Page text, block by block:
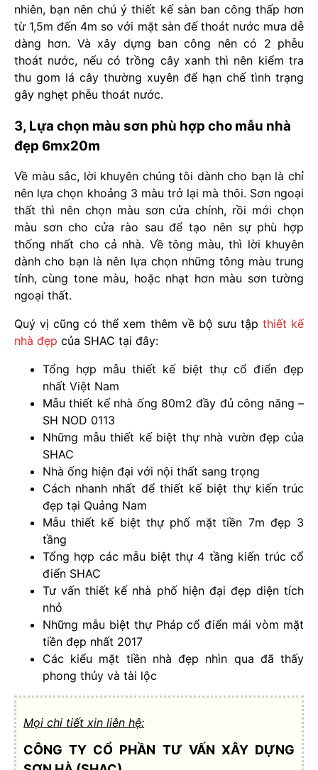
nhiên, bạn nên chú ý thiết kế sàn ban công thấp hơn
từ 1,5m đến 4m so với mặt sàn đế thoát nước mưa dễ
dàng hơn. Và xây dựng ban công nên có 2 phễu
thoát nước, nếu có trồng cây xanh thì nên kiểm tra
thu gom lá cây thường xuyên để hạn chế tình trạng
gây nghẹt phễu thoát nước.
3, Lựa chọn màu sơn phù hợp cho mẫu nhà
đẹp 6mx20m
Về màu sắc, lời khuyên chúng tôi dành cho bạn là chỉ
nên lựa chọn khoảng 3 màu trở lại mà thôi. Sơn ngoại
thất thì nên chọn màu sơn cửa chính, rồi mới chọn
màu sơn cho cửa rào sau để tạo nên sự phù hợp
thống nhất cho cả nhà. Về tông màu, thì lời khuyên
dành cho bạn là nên lựa chọn những tông màu trung
tính, cùng tone màu, hoặc nhạt hơn màu sơn tường
ngoại thất.
Quý vị cũng có thể xem thêm về bộ sưu tập thiết kế
nhà đẹp của SHAC tại đây:
Tổng hợp mẫu thiết kế biệt thự cổ điển đẹp
nhất Việt Nam
Mẫu thiết kế nhà ống 80m2 đầy đủ công năng –
SH NOD 0113
Những mẫu thiết kế biệt thự nhà vườn đẹp của
SHAC
Nhà ống hiện đại với nội thất sang trọng
Cách nhanh nhất để thiết kế biệt thự kiến trúc
đẹp tại Quảng Nam
Mẫu thiết kế biệt thự phố mặt tiền 7m đẹp 3
tầng
Tổng hợp các mẫu biệt thự 4 tầng kiến trúc cổ
điển SHAC
Tư vấn thiết kế nhà phố hiện đại đẹp diện tích
nhỏ
Những mẫu biệt thự Pháp cổ điển mái vòm mặt
tiền đẹp nhất 2017
Các kiểu mặt tiền nhà đẹp nhìn qua đã thấy
phong thủy và tài lộc
Mọi chi tiết xin liên hệ:
CÔNG TY CỔ PHẦN TƯ VẤN XÂY DỰNG